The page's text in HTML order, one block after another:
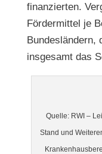
finanzierten.
Fördermittel je
Bundesländern,
insgesamt das
Quelle: RWI –
Stand und